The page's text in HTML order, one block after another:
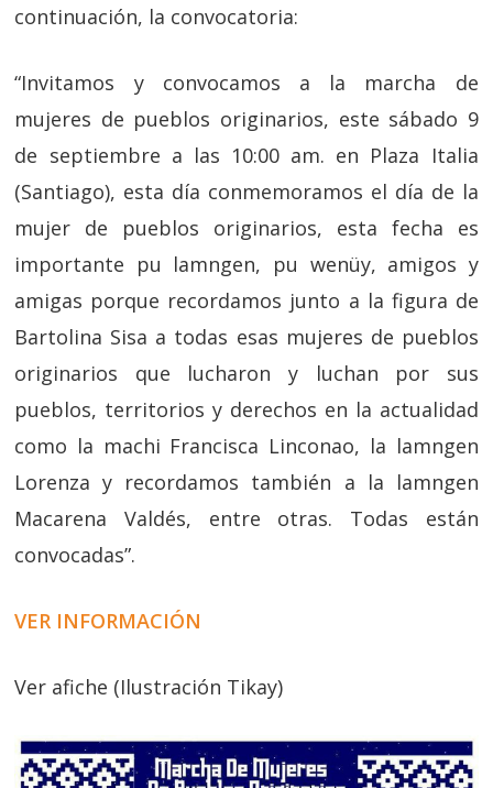
continuación, la convocatoria:
“Invitamos y convocamos a la marcha de
mujeres de pueblos originarios, este sábado 9
de septiembre a las 10:00 am. en Plaza Italia
(Santiago), esta día conmemoramos el día de la
mujer de pueblos originarios, esta fecha es
importante pu lamngen, pu wenüy, amigos y
amigas porque recordamos junto a la figura de
Bartolina Sisa a todas esas mujeres de pueblos
originarios que lucharon y luchan por sus
pueblos, territorios y derechos en la actualidad
como la machi Francisca Linconao, la lamngen
Lorenza y recordamos también a la lamngen
Macarena Valdés, entre otras. Todas están
convocadas”.
VER INFORMACIÓN
Ver afiche (Ilustración Tikay)